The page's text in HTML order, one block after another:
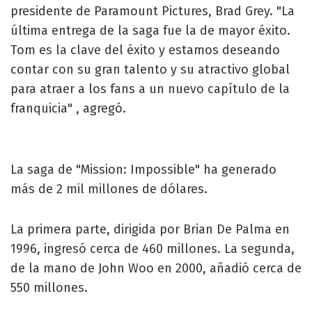
presidente de Paramount Pictures, Brad Grey. "La
última entrega de la saga fue la de mayor éxito.
Tom es la clave del éxito y estamos deseando
contar con su gran talento y su atractivo global
para atraer a los fans a un nuevo capítulo de la
franquicia" , agregó.
La saga de "Mission: Impossible" ha generado
más de 2 mil millones de dólares.
La primera parte, dirigida por Brian De Palma en
1996, ingresó cerca de 460 millones. La segunda,
de la mano de John Woo en 2000, añadió cerca de
550 millones.